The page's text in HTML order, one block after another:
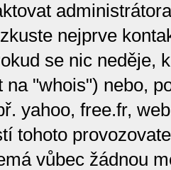
nejprve
se nic neděje,
na "whois") nebo,
yahoo, free.fr,
tohoto
vůbec žádnou